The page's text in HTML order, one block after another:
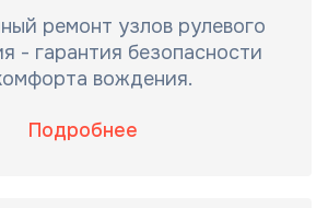
ремонт узлов рулевого
- гарантия безопасности
вождения.
Подробнее